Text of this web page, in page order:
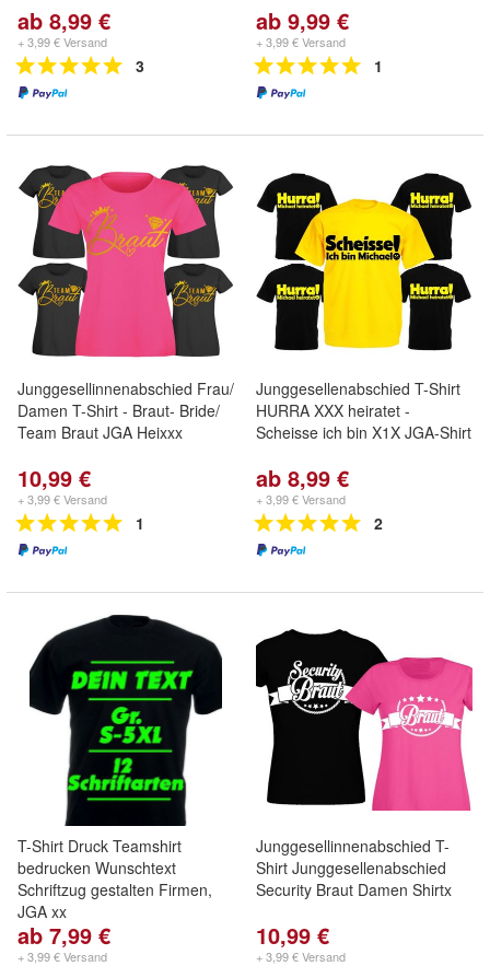
ab 8,99 €
+ 3,99 € Versand
3
ab 9,99 €
+ 3,99 € Versand
1
Junggesellinnenabschied Frau/
Damen T-Shirt - Braut- Bride/
Team Braut JGA Heixxx
10,99 €
+ 3,99 € Versand
1
Junggesellenabschied T-Shirt
HURRA XXX heiratet -
Scheisse ich bin X1X JGA-Shirt
ab 8,99 €
+ 3,99 € Versand
2
T-Shirt Druck Teamshirt
bedrucken Wunschtext
Schriftzug gestalten Firmen,
JGA xx
ab 7,99 €
+ 3,99 € Versand
Junggesellinnenabschied T-
Shirt Junggesellenabschied
Security Braut Damen Shirtx
10,99 €
+ 3,99 € Versand